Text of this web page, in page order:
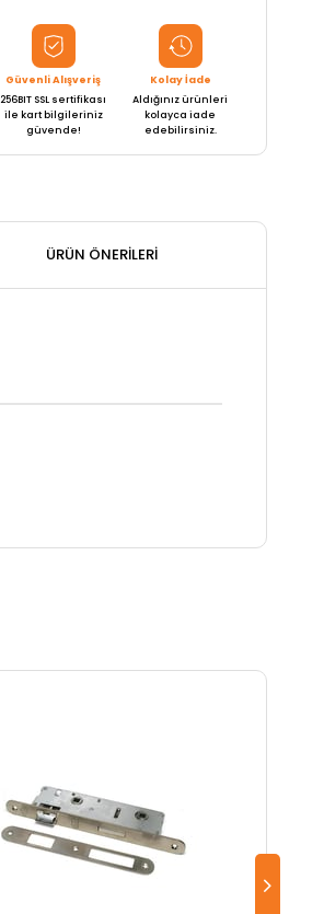
Güvenli Alışveriş
256BIT SSL sertifikası
ile kart bilgileriniz
güvende!
Kolay İade
Aldığınız ürünleri
kolayca iade
edebilirsiniz.
ÜRÜN ÖNERILERI